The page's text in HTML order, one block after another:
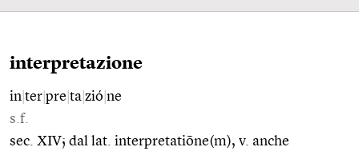
interpretazione
in ter pre ta zió ne
s.f.
sec. XIV; dal lat. interpretatiōne(m), v. anche